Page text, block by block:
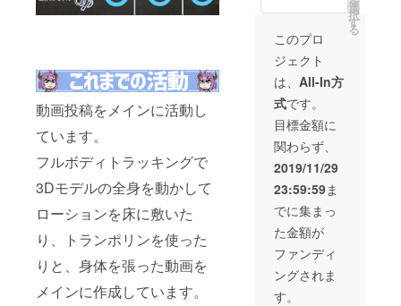
動画投稿をメインに活動し
ています。
フルボディトラッキングで
3Dモデルの全身を動かして
ローションを床に敷いた
り、トランポリンを使った
りと、身体を張った動画を
メインに作成しています。
リー
ナー
【15x1
5cm】
⑥アク
リルス
タンド
⑦マグ
カップ
⑧Tシャ
ツ ⑨タ
スペト
リー ⑩
クッ
ション
【約
400x30
0mm】
⑪個人
通話 (任
選
択
す
る
このプロ
ジェクト
は、 All-In方
式です。
目標金額に
関わらず、
2019/11/29
23:59:59ま
でに集まっ
た金額が
ファンディ
ングされま
す。